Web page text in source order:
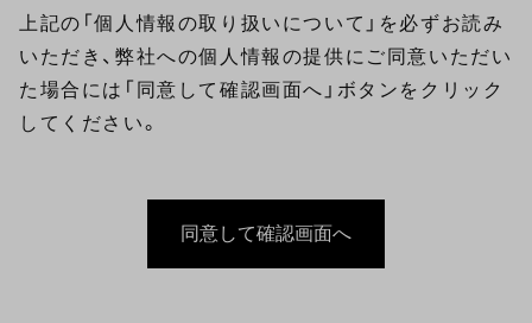
上記の「個人情報の取り扱いについて」を必ずお読み
いただき、弊社への個人情報の提供にご同意いただい
た場合には「同意して確認画面へ」ボタンをクリック
してください。